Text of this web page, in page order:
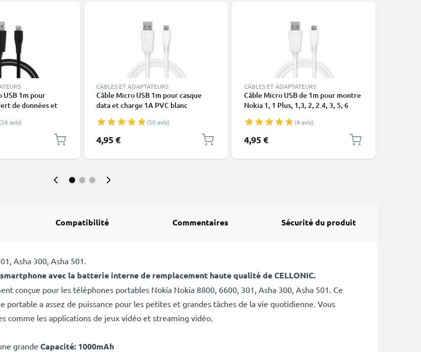
USB 1m pour
de données et
(26 avis)
CÂBLES ET ADAPTATEURS
Câble Micro USB 1m pour casque
data et charge 1A PVC blanc
(50 avis)
4,95 €
CÂBLES ET ADAPTATEURS
Câble Micro USB de 1m pour montre
Nokia 1, 1 Plus, 1,3, 2, 2.4, 3, 5, 6
Lumia 520, 530, 625, 630, 635, 735,
1320 data et charge 1A blanc en PVC
(4 avis)
4,95 €
Compatibilité Commentaires Sécurité du produit
Asha 300, Asha 501.
avec la batterie interne de remplacement haute qualité de CELLONIC.
conçue pour les téléphones portables Nokia Nokia 8800, 6600, 301, Asha 300, Asha 501. Ce
a assez de puissance pour les petites et grandes tâches de la vie quotidienne. Vous
comme les applications de jeux vidéo et streaming vidéo.
grande Capacité: 1000mAh